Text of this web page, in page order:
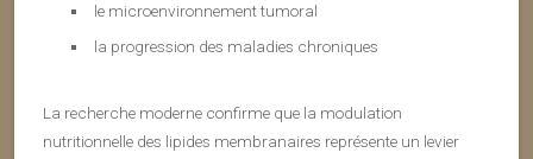
le microenvironnement tumoral
la progression des maladies chroniques
La recherche moderne confirme que la modulation
nutritionnelle des lipides membranaires représente un levier